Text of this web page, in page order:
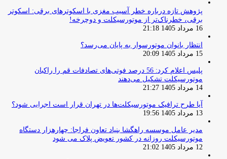
پژوهش تازه درباره خطر آسیب مغزی با اسکوترهای برقی: اسکوتر
برقی، خطرناک‌تر از موتورسیکلت و دوچرخه!
16 مرداد 1405 21:18
انتظار بانوان موتورسوار به پایان می‌رسد؟
15 مرداد 1405 20:09
پلیس اعلام کرد: 56 درصد فوتی‌های تصادفات قم را راکبان
موتورسیکلت تشکیل می‌دهند
14 مرداد 1405 21:27
آیا طرح ترافیک موتورسیکلت‌ها در تهران قرار است اجرایی شود؟
13 مرداد 1405 19:56
مدیر عامل موسسه راهگشا بنیاد تعاون فراجا: چهارهزار دستگاه
موتورسیکلت روزانه در کشور تعویض پلاک می شود
12 مرداد 1405 21:02